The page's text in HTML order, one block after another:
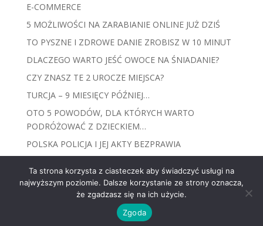
E-COMMERCE
5 MOŻLIWOŚCI NA ZARABIANIE ONLINE JUŻ DZIŚ
TO PYSZNE I ZDROWE DANIE ZROBISZ W 10 MINUT
DLACZEGO WARTO JEŚĆ OWOCE NA ŚNIADANIE?
CZY ZNASZ TE 2 UROCZE MIEJSCA?
TURCJA – 9 MIESIĘCY PÓŹNIEJ…
OTO 5 POWODÓW, DLA KTÓRYCH WARTO
PODRÓŻOWAĆ Z DZIECKIEM…
POLSKA POLICJA I JEJ AKTY BEZPRAWIA
Olma Małgorzata Olejniczak 2023 / wszelkie prawa
zastrzeżone
Ta strona korzysta z ciasteczek aby świadczyć usługi na
najwyższym poziomie. Dalsze korzystanie ze strony oznacza,
że zgadzasz się na ich użycie.
Zgoda